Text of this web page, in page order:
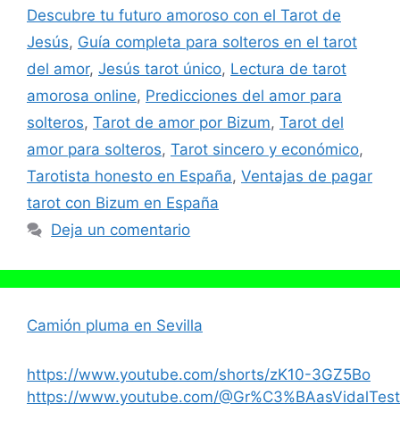
Descubre tu futuro amoroso con el Tarot de
Jesús, Guía completa para solteros en el tarot
del amor, Jesús tarot único, Lectura de tarot
amorosa online, Predicciones del amor para
solteros, Tarot de amor por Bizum, Tarot del
amor para solteros, Tarot sincero y económico,
Tarotista honesto en España, Ventajas de pagar
tarot con Bizum en España
Deja un comentario
Camión pluma en Sevilla
https://www.youtube.com/shorts/zK10-3GZ5Bo
https://www.youtube.com/